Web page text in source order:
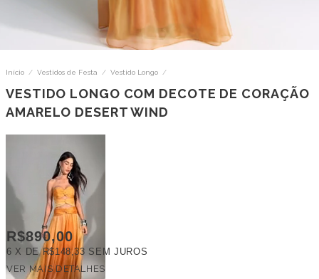
Início / Vestidos de Festa / Vestido Longo /
VESTIDO LONGO COM DECOTE DE CORAÇÃO
AMARELO DESERT WIND
R$890,00
6 X DER$148,33 SEM JUROS
VER MAIS DETALHES